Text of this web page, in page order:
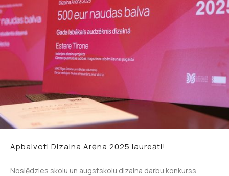
Apbalvoti Dizaina Arēna 2025 laureāti!
Noslēdzies skolu un augstskolu dizaina darbu konkurss